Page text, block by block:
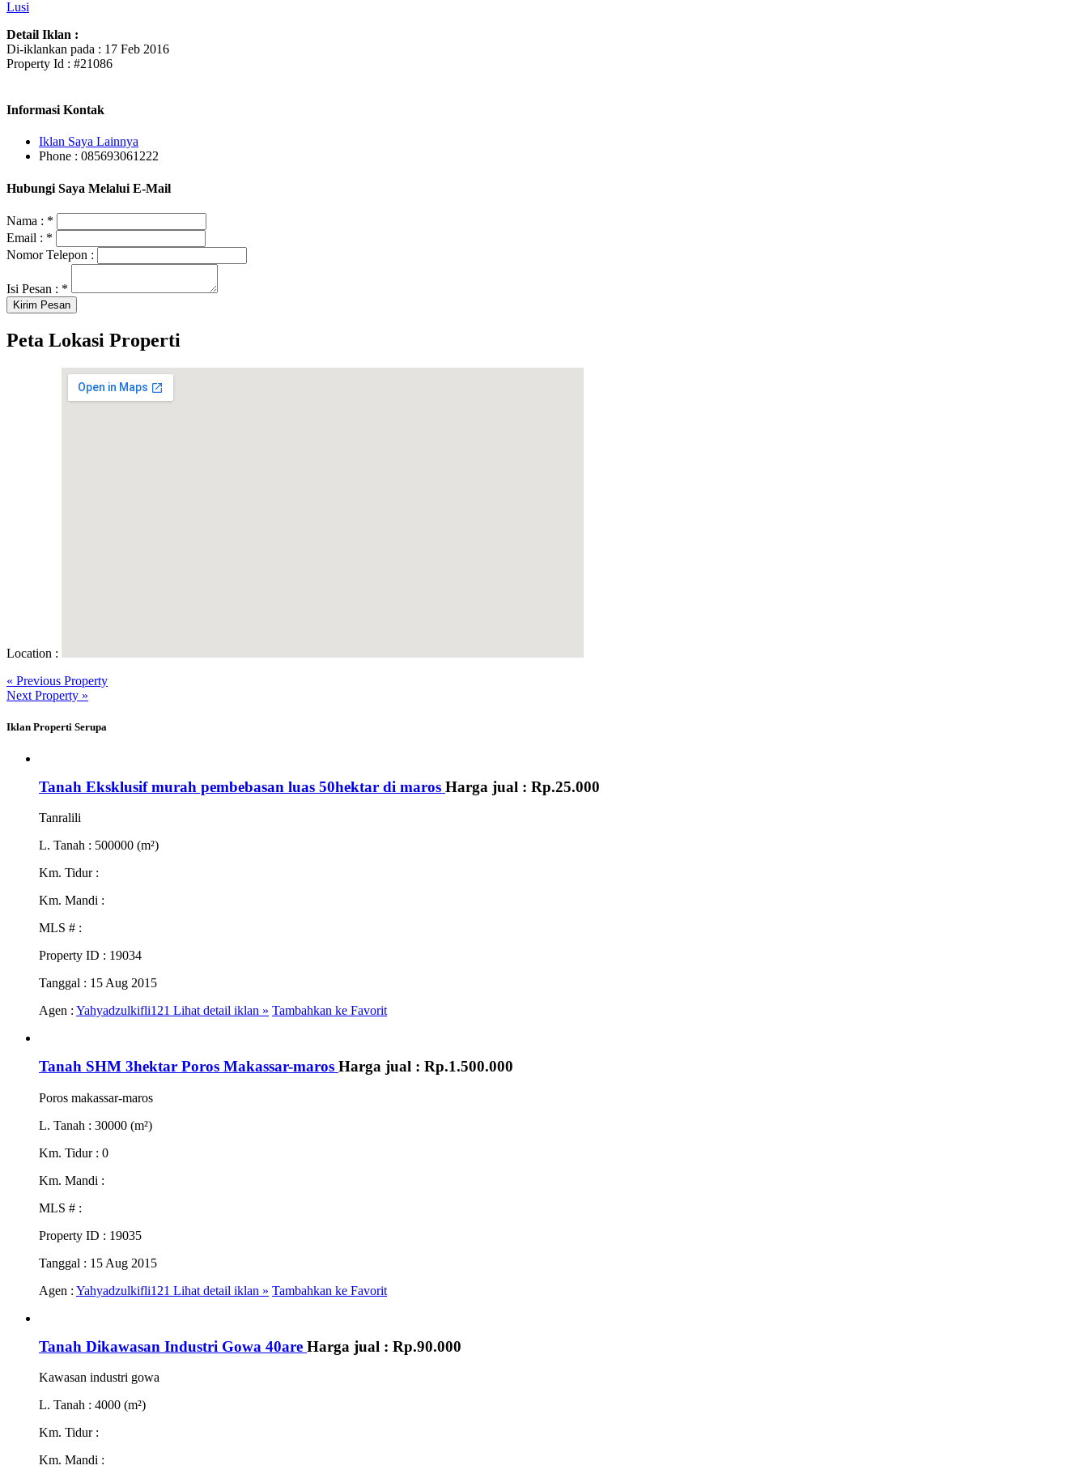
Lusi
Detail Iklan :
Di-iklankan pada : 17 Feb 2016
Property Id : #21086
Informasi Kontak
Iklan Saya Lainnya
Phone : 085693061222
Hubungi Saya Melalui E-Mail
Nama : *
Email : *
Nomor Telepon :
Isi Pesan : *
Peta Lokasi Properti
Location :
« Previous Property
Next Property »
Iklan Properti Serupa
Tanah Eksklusif murah pembebasan luas 50hektar di maros Harga jual : Rp.25.000
Tanralili
L. Tanah : 500000 (m²)
Km. Tidur :
Km. Mandi :
MLS # :
Property ID : 19034
Tanggal : 15 Aug 2015
Agen : Yahyadzulkifli121 Lihat detail iklan » Tambahkan ke Favorit
Tanah SHM 3hektar Poros Makassar-maros Harga jual : Rp.1.500.000
Poros makassar-maros
L. Tanah : 30000 (m²)
Km. Tidur : 0
Km. Mandi :
MLS # :
Property ID : 19035
Tanggal : 15 Aug 2015
Agen : Yahyadzulkifli121 Lihat detail iklan » Tambahkan ke Favorit
Tanah Dikawasan Industri Gowa 40are Harga jual : Rp.90.000
Kawasan industri gowa
L. Tanah : 4000 (m²)
Km. Tidur :
Km. Mandi :